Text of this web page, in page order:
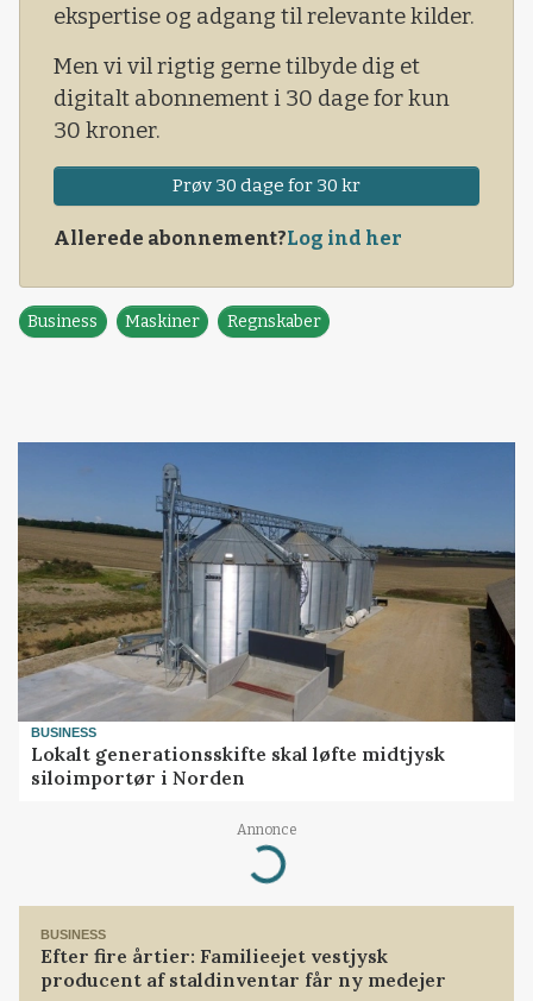
ekspertise og adgang til relevante kilder.
Men vi vil rigtig gerne tilbyde dig et
digitalt abonnement i 30 dage for kun
30 kroner.
Prøv 30 dage for 30 kr
Allerede abonnement?Log ind her
Business Maskiner Regnskaber
BUSINESS
Lokalt generationsskifte skal løfte midtjysk
siloimportør i Norden
Annonce
Loading...
BUSINESS
Efter fire årtier: Familieejet vestjysk
producent af staldinventar får ny medejer